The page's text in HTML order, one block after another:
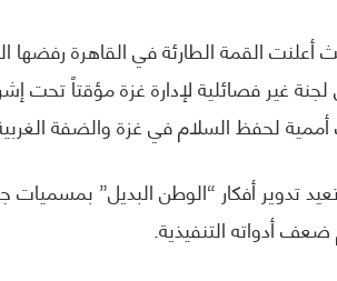
أعلنت القمة الطارئة في القاهرة
غير فصائلية لإدارة غزة مؤقتاً تحت
لحفظ السلام في غزة والضفة
تدوير أفكار “الوطن البديل”
أدواته التنفيذية.